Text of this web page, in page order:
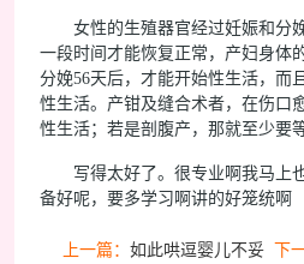
女性的生殖器官经过妊娠和分
一段时间才能恢复正常，产妇身体
分娩56天后，才能开始性生活，而
性生活。产钳及缝合术者，在伤口
性生活；若是剖腹产，那就至少要
写得太好了。很专业啊我马上
备好呢，要多学习啊讲的好笼统啊
上一篇： 如此哄逗婴儿不妥 下